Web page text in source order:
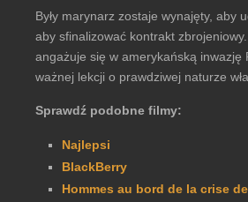
Były marynarz zostaje wynajęty, aby
aby sfinalizować kontrakt
angażuje się w amerykańską inwazję
ważnej lekcji o prawdziwej naturze
Sprawdź podobne filmy:
Najlepsi
BlackBerry
Hommes au bord de la crise